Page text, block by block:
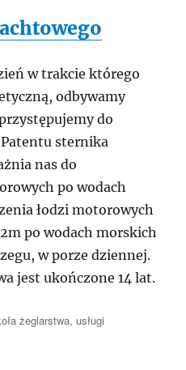
w trakcie którego
odbywamy
do
sternika
nas do
po wodach
łodzi motorowych
po wodach morskich
w porze dziennej.
jest ukończone 14 lat.
żeglarstwa, usługi